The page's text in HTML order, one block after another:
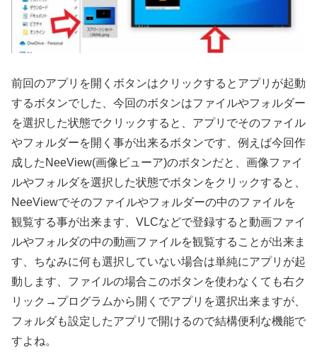
前回のアプリを開くボタンはクリックするとアプリが起動
するボタンでした、今回のボタンはファイルやフォルダー
を選択した状態でクリックすると、アプリでそのファイル
やフォルダーを開く事が出来るボタンです、例えば今回作
成したNeeView(画像ビューア)のボタンだと、画像ファイ
ルやフォルダを選択した状態でボタンをクリックすると、
NeeViewでそのファイルやフォルダーの中のファイルを
観覧する事が出来ます、VLCなどで登録すると動画ファイ
ルやフォルダの中の動画ファイルを観覧することが出来ま
す、ちなみに何も選択していない場合は単純にアプリが起
動します、ファイルの場合このボタンを使わなくても右ク
リック→プログラムから開くでアプリを選択出来ますが、
フォルダも設定したアプリで開けるので結構便利な機能で
すよね。